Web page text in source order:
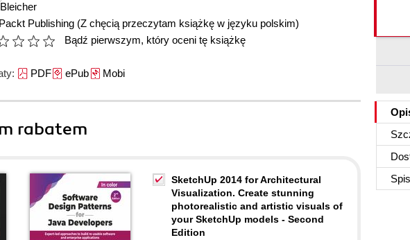
Packt Publishing (Z chęcią przeczytam książkę w języku polskim)
Bądź pierwszym, który oceni tę książkę
PDFePubMobi
rabatem
SketchUp 2014 for Architectural
Visualization. Create stunning
photorealistic and artistic visuals of
your SketchUp models - Second
Edition